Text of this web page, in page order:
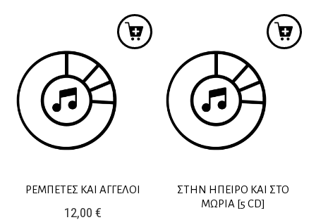
ΡΕΜΠΕΤΕΣ ΚΑΙ ΑΓΓΕΛΟΙ
12,00€
ΣΤΗΝ ΗΠΕΙΡΟ ΚΑΙ ΣΤΟ
ΜΩΡΙΑ [5 CD]